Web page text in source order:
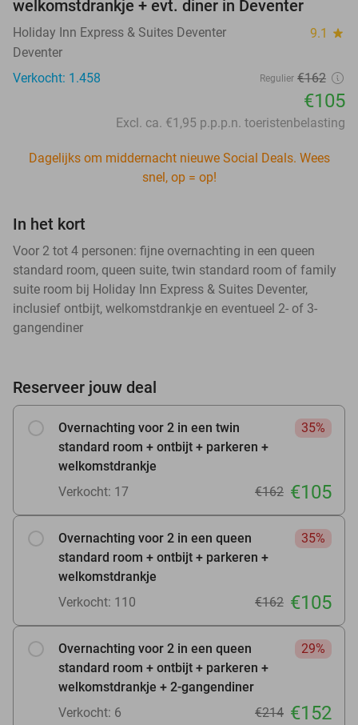
welkomstdrankje + evt. diner in Deventer
Holiday Inn Express & Suites Deventer 9.1 star
Deventer
Verkocht: 1.458
Regulier €162
€105
Excl. ca. €1,95 p.p.p.n. toeristenbelasting
Dagelijks om middernacht nieuwe Social Deals. Wees
snel, op = op!
In het kort
Voor 2 tot 4 personen: fijne overnachting in een queen
standard room, queen suite, twin standard room of family
suite room bij Holiday Inn Express & Suites Deventer,
inclusief ontbijt, welkomstdrankje en eventueel 2- of 3-
gangendiner
Reserveer jouw deal
Overnachting voor 2 in een twin
standard room + ontbijt + parkeren +
welkomstdrankje
35%
Verkocht: 17 €162 €105
Overnachting voor 2 in een queen
standard room + ontbijt + parkeren +
welkomstdrankje
35%
Verkocht: 110 €162 €105
Overnachting voor 2 in een queen
standard room + ontbijt + parkeren +
welkomstdrankje + 2-gangendiner
29%
Verkocht: 6 €214 €152